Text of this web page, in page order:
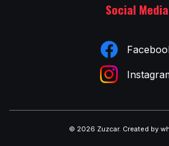
Social Media
© 2026 Zuzcar. Created by